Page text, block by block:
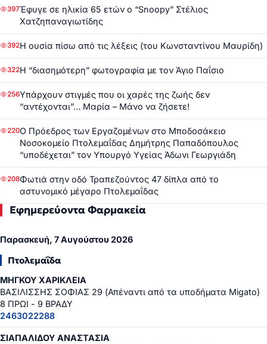
397Έφυγε σε ηλικία 65 ετών ο “Snoopy” Στέλιος
Χατζηπαναγιωτίδης
392Η ουσία πίσω από τις λέξεις (του Κωνσταντίνου Μαυρίδη)
322Η “διασημότερη” φωτογραφία με τον Άγιο Παΐσιο
256Υπάρχουν στιγμές που οι χαρές της ζωής δεν
“αντέχονται”… Μαρία – Μάνο να ζήσετε!
220Ο Πρόεδρος των Εργαζομένων στο Μποδοσάκειο
Νοσοκομείο Πτολεμαΐδας Δημήτρης Παπαδόπουλος
“υποδέχεται” τον Υπουργό Υγείας Άδωνι Γεωργιάδη
208Φωτιά στην οδό Τραπεζούντος 47 δίπλα από το
αστυνομικό μέγαρο Πτολεμαΐδας
Εφημερεύοντα Φαρμακεία
Παρασκευή, 7 Αυγούστου 2026
Πτολεμαΐδα
ΜΗΓΚΟΥ ΧΑΡΙΚΛΕΙΑ
ΒΑΣΙΛΙΣΣΗΣ ΣΟΦΙΑΣ 29 (Απέναντι από τα υποδήματα Migato)
8 ΠΡΩΙ - 9 ΒΡΑΔΥ
2463022288
ΣΙΑΠΑΛΙΔΟΥ ΑΝΑΣΤΑΣΙΑ